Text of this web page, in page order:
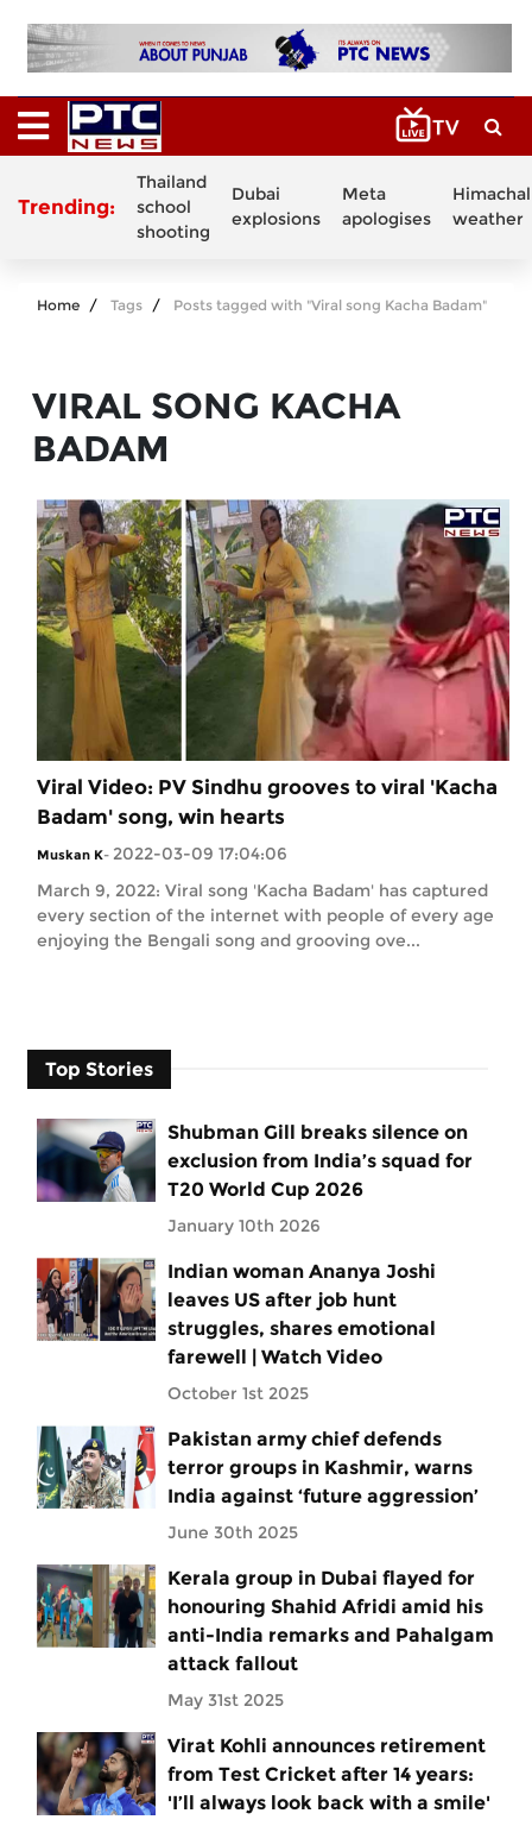
Trending:
Thailand
school
shooting
Dubai
explosions
Meta
apologises
Himachal
weather
Home Tags Posts tagged with "Viral song Kacha Badam"
VIRAL SONG KACHA
BADAM
Viral Video: PV Sindhu grooves to viral 'Kacha
Badam' song, win hearts
Muskan K- 2022-03-09 17:04:06
March 9, 2022: Viral song 'Kacha Badam' has captured
every section of the internet with people of every age
enjoying the Bengali song and grooving ove...
Top Stories
Shubman Gill breaks silence on
exclusion from India’s squad for
T20 World Cup 2026
January 10th 2026
Indian woman Ananya Joshi
leaves US after job hunt
struggles, shares emotional
farewell | Watch Video
October 1st 2025
Pakistan army chief defends
terror groups in Kashmir, warns
India against ‘future aggression’
June 30th 2025
Kerala group in Dubai flayed for
honouring Shahid Afridi amid his
anti-India remarks and Pahalgam
attack fallout
May 31st 2025
Virat Kohli announces retirement
from Test Cricket after 14 years:
'I’ll always look back with a smile'